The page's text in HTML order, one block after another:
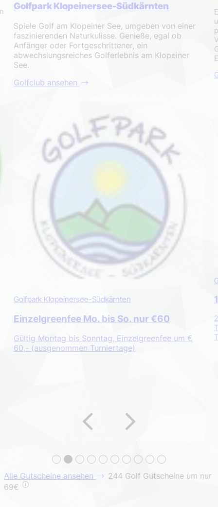
Golfpark Klopeinersee-Südkärnten
Spiele Golf am Klopeiner See, umgeben von einer
faszinierenden Naturkulisse. Genieße, egal ob
Anfänger oder Fortgeschrittener, ein
abwechslungsreiches Golferlebnis am Klopeiner
See.
Golfclub ansehen
Golfpark Klopeinersee-Südkärnten
Einzelgreenfee Mo. bis So. nur €60
Gültig Montag bis Sonntag, Einzelgreenfee um €
60,- (ausgenommen Turniertage)
Alle Gutscheine ansehen
244 Golf Gutscheine um nur
69€